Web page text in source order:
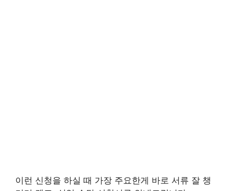
이런 신청을 하실 때 가장 주요한게 바로 서류 잘 챙